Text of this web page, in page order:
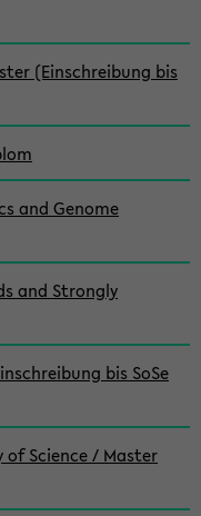
(Einschreibung bis
and Genome
and Strongly
bis SoSe
of Science / Master